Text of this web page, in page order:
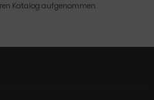
Katalog aufgenommen.